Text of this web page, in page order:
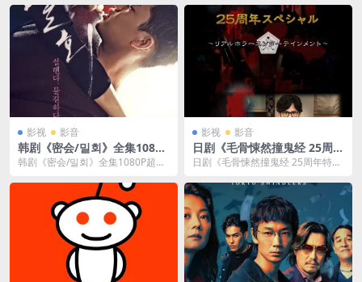
视频合集，日...
影视 影音
韩剧《密会/밀회》全集1080P
超高清[MP4/45GB]云网盘下
韩剧《密会/밀회》全集1080P超高
音中...
影视 影音
日剧《毛骨悚然撞鬼经 25周年
特别篇》[MP4/1.37GB]云网
日剧《毛骨悚然撞鬼经 25周年特别
语发...